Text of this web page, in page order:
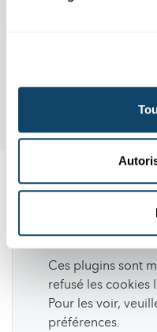
Suivez
Ces plugins sont
refusé les cookies
Pour les voir,
préférences.